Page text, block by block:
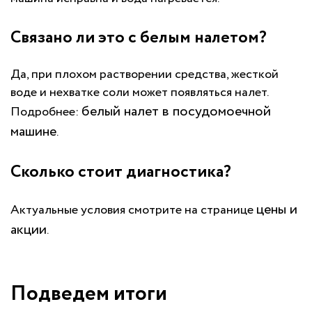
Связано ли это с белым налетом?
Да, при плохом растворении средства, жесткой
воде и нехватке соли может появляться налет.
Подробнее: белый налет в посудомоечной
машине.
Сколько стоит диагностика?
Актуальные условия смотрите на страницецены и
акции.
Подведем итоги